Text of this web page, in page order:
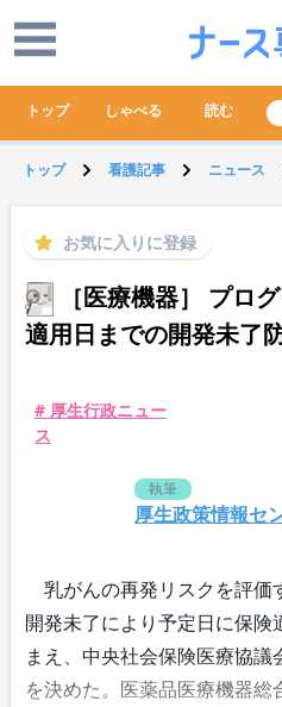
トップ しゃべる 読む
トップ 看護記事 ニュース
お気に入りに登録
［医療機器］ プロ
適用日までの開発未
# 厚生行政ニュー
ス
執筆
厚生政策情報セ
乳がんの再発リスクを評価
開発未了により予定日に保
まえ、中央社会保険医療協
を決めた。医薬品医療機器